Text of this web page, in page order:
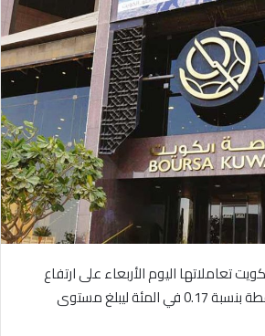
تعاملاتها اليوم الأربعاء على ارتفاع
مؤشرها العام 15.08 نقطة بنسبة 0.17 في المئة ليبلغ مستوى